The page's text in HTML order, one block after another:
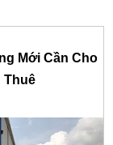
Mới Cần Cho
Thuê